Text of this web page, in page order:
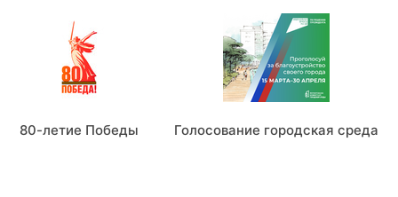
80-летие Победы Голосование городская среда